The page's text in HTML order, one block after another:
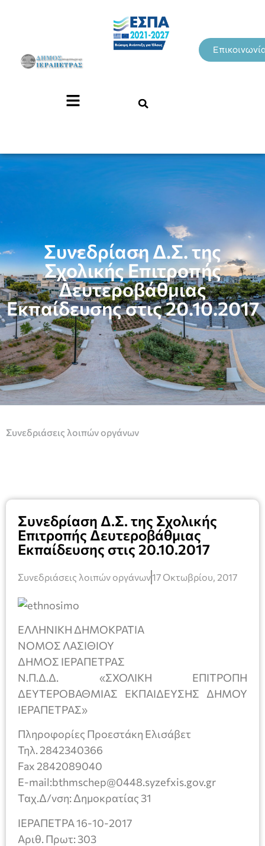
Συνεδρίαση Δ.Σ. της
Σχολικής Επιτροπής
Δευτεροβάθμιας
Εκπαίδευσης στις 20.10.2017
Συνεδριάσεις λοιπών οργάνων
Συνεδρίαση Δ.Σ. της Σχολικής
Επιτροπής Δευτεροβάθμιας
Εκπαίδευσης στις 20.10.2017
Συνεδριάσεις λοιπών οργάνων17 Οκτωβρίου, 2017
ΕΛΛΗΝΙΚΗ ΔΗΜΟΚΡΑΤΙΑ
ΝΟΜΟΣ ΛΑΣΙΘΙΟΥ
ΔΗΜΟΣ ΙΕΡΑΠΕΤΡΑΣ
Ν.Π.Δ.Δ. «ΣΧΟΛΙΚΗ ΕΠΙΤΡΟΠΗ
ΔΕΥΤΕΡΟΒΑΘΜΙΑΣ ΕΚΠΑΙΔΕΥΣΗΣ ΔΗΜΟΥ
ΙΕΡΑΠΕΤΡΑΣ»
Πληροφορίες Προεστάκη Ελισάβετ
Τηλ. 2842340366
Fax 2842089040
E-mail:bthmschep@0448.syzefxis.gov.gr
Ταχ.Δ/νση: Δημοκρατίας 31
ΙΕΡΑΠΕΤΡΑ 16-10-2017
Αριθ. Πρωτ: 303